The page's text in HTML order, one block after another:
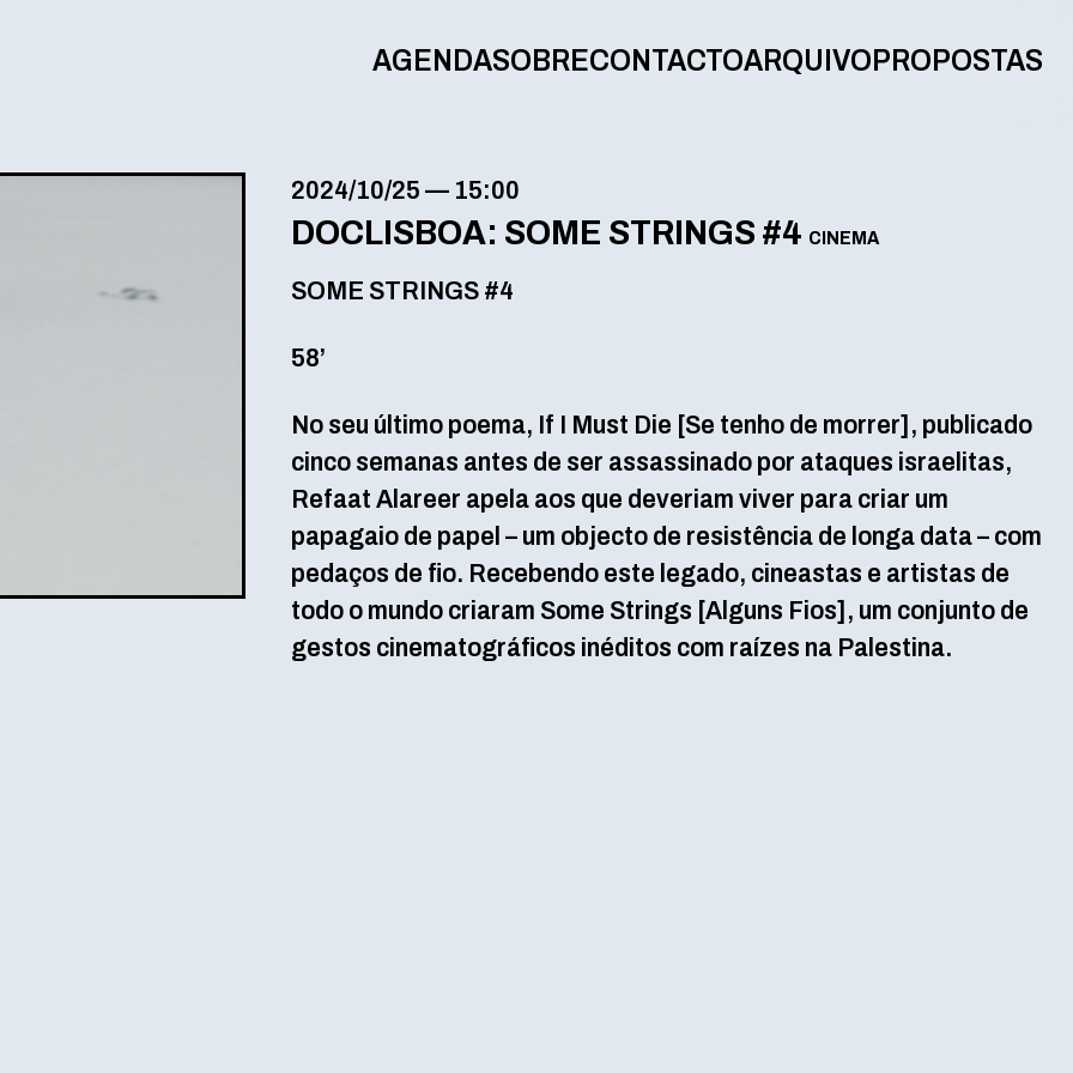
AGENDASOBRECONTACTOARQUIVO PROPOSTAS
2024/10/25 — 15:00
DOCLISBOA: SOME STRINGS #4 CINEMA
SOME STRINGS #4
58’
No seu último poema, If I Must Die [Se tenho de morrer], publicado
cinco semanas antes de ser assassinado por ataques israelitas,
Refaat Alareer apela aos que deveriam viver para criar um
papagaio de papel – um objecto de resistência de longa data – com
pedaços de fio. Recebendo este legado, cineastas e artistas de
todo o mundo criaram Some Strings [Alguns Fios], um conjunto de
gestos cinematográficos inéditos com raízes na Palestina.